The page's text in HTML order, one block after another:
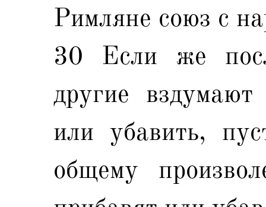
Римляне союз с
30 Если же
другие
или убавить,
общему